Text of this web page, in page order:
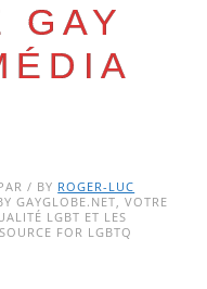
GAY
/ BY ROGER-LUC
GAYGLOBE.NET, VOTRE
LGBT ET LES
FOR LGBTQ